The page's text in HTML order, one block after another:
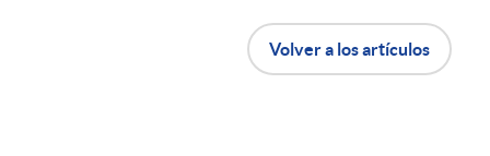
Volver a los artículos